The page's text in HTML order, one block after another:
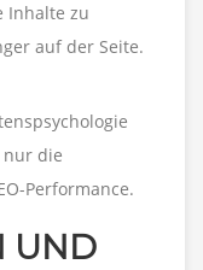
Inhalte zu
auf der Seite.
nur die
Performance.
UND